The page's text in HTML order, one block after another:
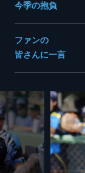
今季の抱負
ファンの
皆さんに一言